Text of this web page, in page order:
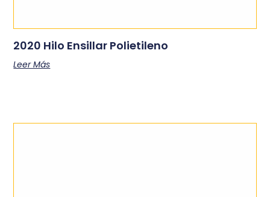
2020 Hilo Ensillar Polietileno
Leer Más